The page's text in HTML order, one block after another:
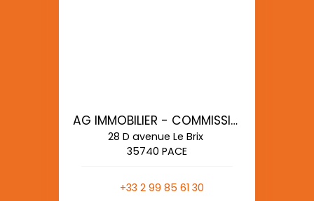
AG IMMOBILIER - COMMISSIONS REDUITES
28 D avenue Le Brix
35740 PACE
+33 2 99 85 61 30